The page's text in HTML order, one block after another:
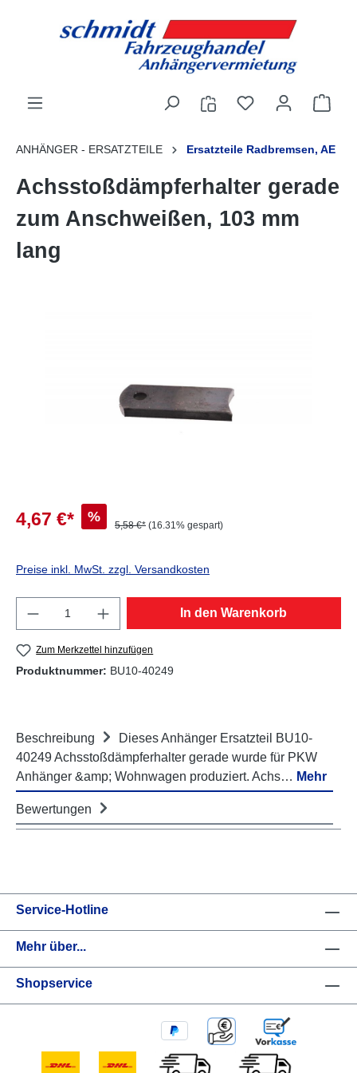
ANHÄNGER - ERSATZTEILE Ersatzteile Radbremsen, AE
Achsstoßdämpferhalter gerade
zum Anschweißen, 103 mm
lang
4,67 €* %
5,58 €* (16.31% gespart)
Preise inkl. MwSt. zzgl. Versandkosten
Produkt Anzahl: Gib den gewünschten
In den Warenkorb
Zum Merkzettel hinzufügen
Produktnummer: BU10-40249
Beschreibung
Dieses Anhänger Ersatzteil BU10-
40249 Achsstoßdämpferhalter gerade wurde für PKW
Anhänger &amp; Wohnwagen produziert. Achs… Mehr
Bewertungen
Service-Hotline
Mehr über...
Shopservice